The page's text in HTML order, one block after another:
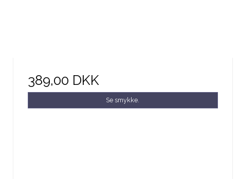
389,00 DKK
Se smykke.